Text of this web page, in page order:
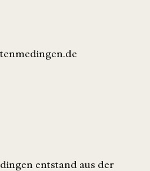
entstand aus der